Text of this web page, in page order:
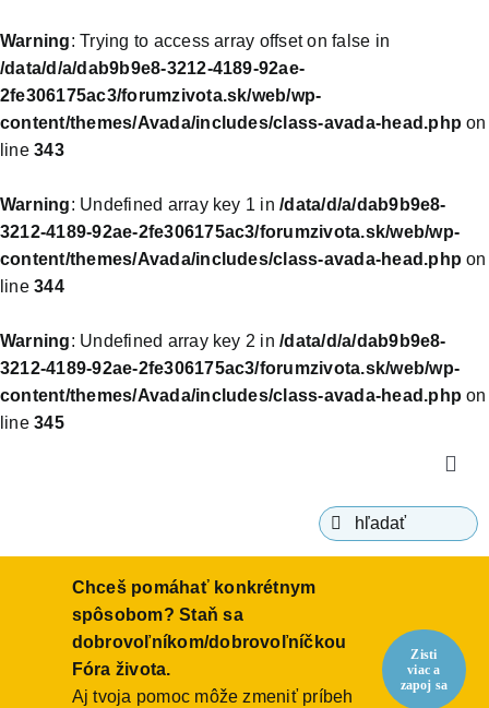
Warning: Trying to access array offset on false in
/data/d/a/dab9b9e8-3212-4189-92ae-
2fe306175ac3/forumzivota.sk/web/wp-
content/themes/Avada/includes/class-avada-head.php on
line343
Warning: Undefined array key 1 in/data/d/a/dab9b9e8-
3212-4189-92ae-2fe306175ac3/forumzivota.sk/web/wp-
content/themes/Avada/includes/class-avada-head.php on
line344
Warning: Undefined array key 2 in/data/d/a/dab9b9e8-
3212-4189-92ae-2fe306175ac3/forumzivota.sk/web/wp-
content/themes/Avada/includes/class-avada-head.php on
line345
o
Hľadať:
Chceš pomáhať konkrétnym
spôsobom? Staň sa
dobrovoľníkom/dobrovoľníčkou
Fóra života.
Aj tvoja pomoc môže zmeniť príbeh
Zisti
viac a
zapoj sa